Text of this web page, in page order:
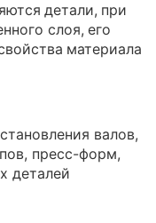
детали, при
слоя, его
материала
валов,
пресс-форм,
деталей